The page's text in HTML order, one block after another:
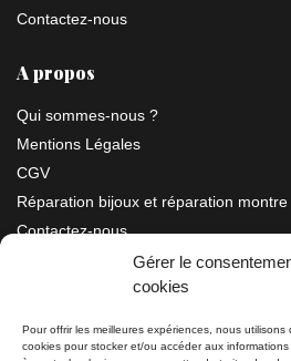
Gérer le
cookies
Pour offrir les meilleures expériences, nous
cookies pour stocker et/ou accéder aux
Contactez-nous
A propos
Qui sommes-nous ?
Mentions Légales
CGV
Réparation bijoux et réparation montre
Contactez-nous
Information